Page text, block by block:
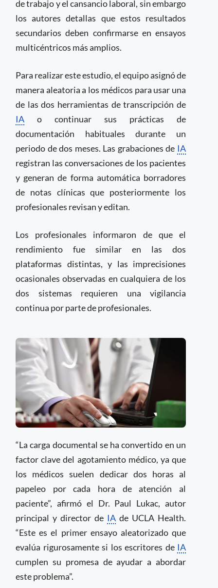
de trabajo y el cansancio laboral, sin embargo
los autores detallas que estos resultados
secundarios deben confirmarse en ensayos
multicéntricos más amplios.
Para realizar este estudio, el equipo asignó de
manera aleatoria a los médicos para usar una
de las dos herramientas de transcripción de
IA o continuar sus prácticas de
documentación habituales durante un
periodo de dos meses. Las grabaciones de IA
registran las conversaciones de los pacientes
y generan de forma automática borradores
de notas clínicas que posteriormente los
profesionales revisan y editan.
Los profesionales informaron de que el
rendimiento fue similar en las dos
plataformas distintas, y las imprecisiones
ocasionales observadas en cualquiera de los
dos sistemas requieren una vigilancia
continua por parte de profesionales.
“La carga documental se ha convertido en un
factor clave del agotamiento médico, ya que
los médicos suelen dedicar dos horas al
papeleo por cada hora de atención al
paciente”, afirmó el Dr. Paul Lukac, autor
principal y director de IA de UCLA Health.
“Este es el primer ensayo aleatorizado que
evalúa rigurosamente si los escritores de IA
cumplen su promesa de ayudar a abordar
este problema”.